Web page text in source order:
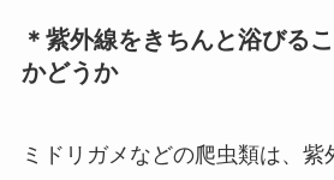
＊紫外線をきちんと浴びる
かどうか
ミドリガメなどの爬虫類は、紫